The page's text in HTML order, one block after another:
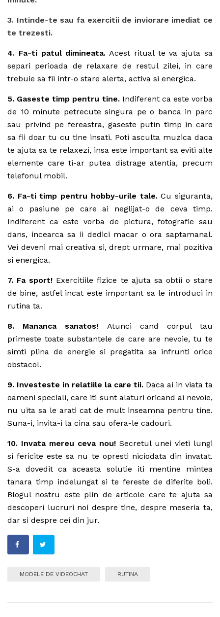
3. Intinde-te sau fa exercitii de inviorare imediat ce
te trezesti.
4. Fa-ti patul dimineata. Acest ritual te va ajuta sa
separi perioada de relaxare de restul zilei, in care
trebuie sa fii intr-o stare alerta, activa si energica.
5. Gaseste timp pentru tine.Indiferent ca este vorba
de 10 minute petrecute singura pe o banca in parc
sau privind pe fereastra, gaseste putin timp in care
sa fii doar tu cu tine insati. Poti asculta muzica daca
te ajuta sa te relaxezi, insa este important sa eviti alte
elemente care ti-ar putea distrage atentia, precum
telefonul mobil.
6. Fa-ti timp pentru hobby-urile tale.Cu siguranta,
ai o pasiune pe care ai neglijat-o de ceva timp.
Indiferent ca este vorba de pictura, fotografie sau
dans, incearca sa ii dedici macar o ora saptamanal.
Vei deveni mai creativa si, drept urmare, mai pozitiva
si energica.
7. Fa sport! Exercitiile fizice te ajuta sa obtii o stare
de bine, astfel incat este important sa le introduci in
rutina ta.
8. Mananca sanatos! Atunci cand corpul tau
primeste toate substantele de care are nevoie, tu te
simti plina de energie si pregatita sa infrunti orice
obstacol.
9. Investeste in relatiile la care tii. Daca ai in viata ta
oameni speciali, care iti sunt alaturi oricand ai nevoie,
nu uita sa le arati cat de mult inseamna pentru tine.
Suna-i, invita-i la cina sau ofera-le cadouri.
10. Invata mereu ceva nou! Secretul unei vieti lungi
si fericite este sa nu te opresti niciodata din invatat.
S-a dovedit ca aceasta solutie iti mentine mintea
tanara timp indelungat si te fereste de diferite boli.
Blogul nostru este plin de articole care te ajuta sa
descoperi lucruri noi despre tine, despre meseria ta,
dar si despre cei din jur.
MODELE DE VIDEOCHAT RUTINA